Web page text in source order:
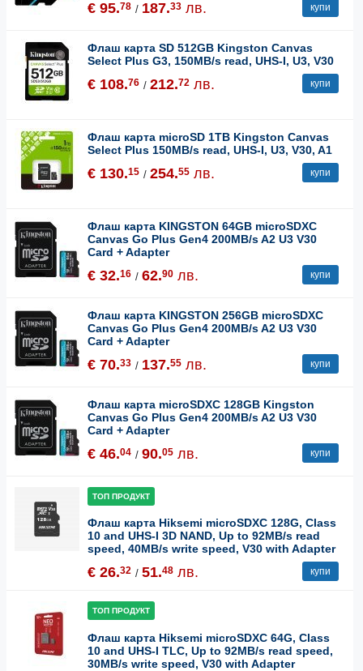
€ 95.78 / 187.33 лв. купи
Флаш карта SD 512GB Kingston Canvas
Select Plus G3, 150MB/s read, UHS-I, U3, V30
€ 108.76 / 212.72 лв. купи
Флаш карта microSD 1TB Kingston Canvas
Select Plus 150MB/s read, UHS-I, U3, V30, A1
€ 130.15 / 254.55 лв. купи
Флаш карта KINGSTON 64GB microSDXC
Canvas Go Plus Gen4 200MB/s A2 U3 V30
Card + Adapter
€ 32.16 / 62.90 лв. купи
Флаш карта KINGSTON 256GB microSDXC
Canvas Go Plus Gen4 200MB/s A2 U3 V30
Card + Adapter
€ 70.33 / 137.55 лв. купи
Флаш карта microSDXC 128GB Kingston
Canvas Go Plus Gen4 200MB/s A2 U3 V30
Card + Adapter
€ 46.04 / 90.05 лв. купи
ТОП ПРОДУКТ
Флаш карта Hiksemi microSDXC 128G, Class
10 and UHS-I 3D NAND, Up to 92MB/s read
speed, 40MB/s write speed, V30 with Adapter
€ 26.32 / 51.48 лв. купи
ТОП ПРОДУКТ
Флаш карта Hiksemi microSDXC 64G, Class
10 and UHS-I TLC, Up to 92MB/s read speed,
30MB/s write speed, V30 with Adapter